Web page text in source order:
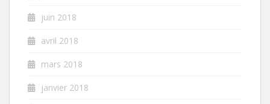
juin 2018
avril 2018
mars 2018
janvier 2018